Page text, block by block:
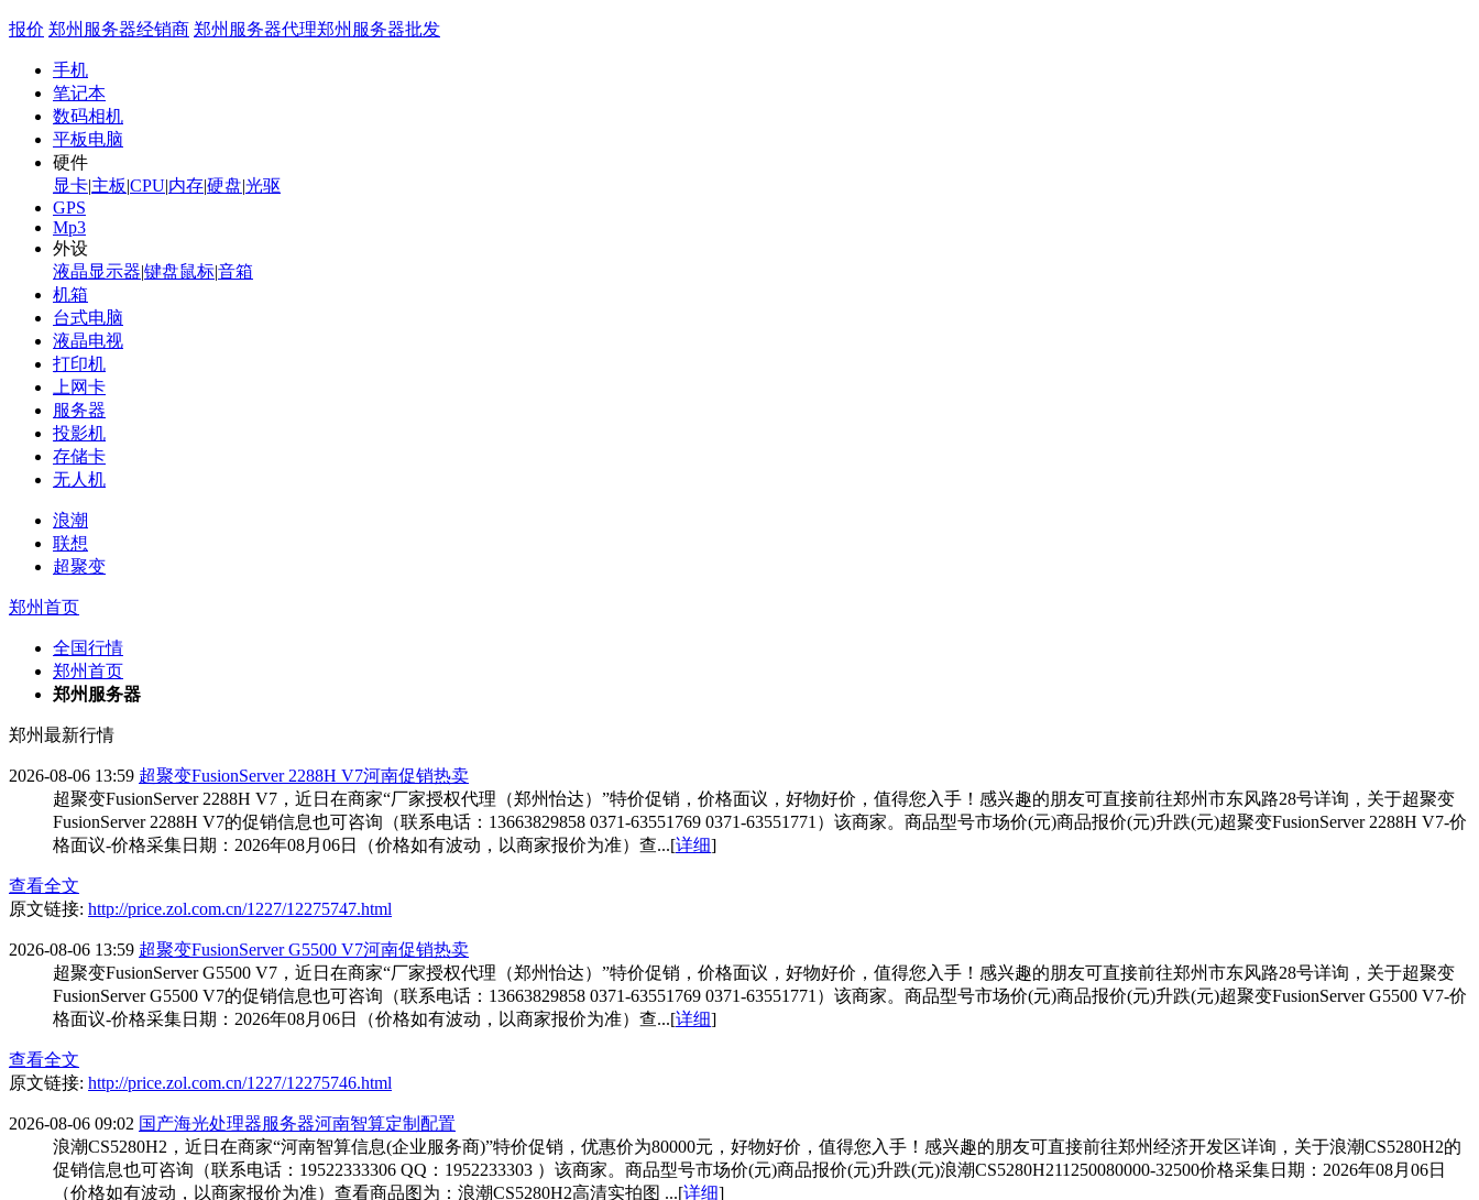
报价 郑州服务器经销商 郑州服务器代理郑州服务器批发
手机
笔记本
数码相机
平板电脑
硬件
显卡|主板|CPU|内存|硬盘|光驱
GPS
Mp3
外设
液晶显示器|键盘鼠标|音箱
机箱
台式电脑
液晶电视
打印机
上网卡
服务器
投影机
存储卡
无人机
浪潮
联想
超聚变
郑州首页
全国行情
郑州首页
郑州服务器
郑州最新行情
2026-08-06 13:59 超聚变FusionServer 2288H V7河南促销热卖
超聚变FusionServer 2288H V7，近日在商家“厂家授权代理（郑州怡达）”特价促销，价格面议，好物好价，值得您入手！感兴趣的朋友可直接前往郑州市东风路28号详询，关于超聚变
FusionServer 2288H V7的促销信息也可咨询（联系电话：13663829858 0371-63551769 0371-63551771）该商家。商品型号市场价(元)商品报价(元)升跌(元)超聚变FusionServer 2288H V7-价
格面议-价格采集日期：2026年08月06日（价格如有波动，以商家报价为准）查...[详细]
查看全文
原文链接: http://price.zol.com.cn/1227/12275747.html
2026-08-06 13:59 超聚变FusionServer G5500 V7河南促销热卖
超聚变FusionServer G5500 V7，近日在商家“厂家授权代理（郑州怡达）”特价促销，价格面议，好物好价，值得您入手！感兴趣的朋友可直接前往郑州市东风路28号详询，关于超聚变
FusionServer G5500 V7的促销信息也可咨询（联系电话：13663829858 0371-63551769 0371-63551771）该商家。商品型号市场价(元)商品报价(元)升跌(元)超聚变FusionServer G5500 V7-价
格面议-价格采集日期：2026年08月06日（价格如有波动，以商家报价为准）查...[详细]
查看全文
原文链接: http://price.zol.com.cn/1227/12275746.html
2026-08-06 09:02 国产海光处理器服务器河南智算定制配置
浪潮CS5280H2，近日在商家“河南智算信息(企业服务商)”特价促销，优惠价为80000元，好物好价，值得您入手！感兴趣的朋友可直接前往郑州经济开发区详询，关于浪潮CS5280H2的
促销信息也可咨询（联系电话：19522333306 QQ：1952233303 ）该商家。商品型号市场价(元)商品报价(元)升跌(元)浪潮CS5280H211250080000-32500价格采集日期：2026年08月06日
（价格如有波动，以商家报价为准）查看商品图为：浪潮CS5280H2高清实拍图 ...[详细]